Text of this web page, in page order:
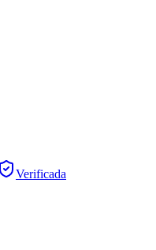
Verificada